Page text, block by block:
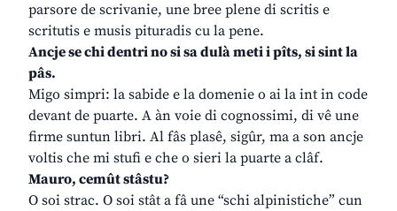
parsore de scrivanie, une bree plene di scritis e
scritutis e musis pituradis cu la pene.
Ancje se chi dentri no si sa dulà meti i pîts, si sint la
pâs.
Migo simpri: la sabide e la domenie o ai la int in code
devant de puarte. A àn voie di cognossimi, di vê une
firme suntun libri. Al fâs plasê, sigûr, ma a son ancje
voltis che mi stufi e che o sieri la puarte a clâf.
Mauro, cemût stâstu?
O soi strac. O soi stât a fâ une “schi alpinistiche” cun